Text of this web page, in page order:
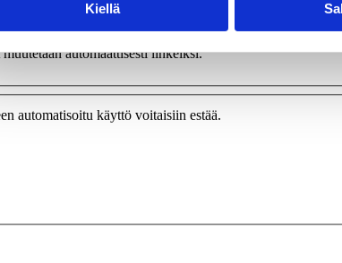
Kiellä
text. URLs will automatically be converted to links.
automaattisesti linkeiksi.
automatisoitu käyttö voitaisiin estää.